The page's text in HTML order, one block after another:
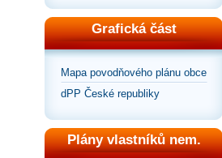
Grafická část
Mapa povodňového plánu obce
dPP České republiky
Plány vlastníků nem.